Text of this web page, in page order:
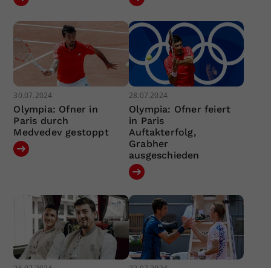
30.07.2024
Olympia: Ofner in
Paris durch
Medvedev gestoppt
28.07.2024
Olympia: Ofner feiert
in Paris
Auftakterfolg,
Grabher
ausgeschieden